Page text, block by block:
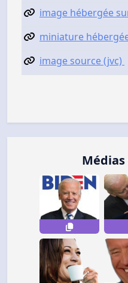
image hébergée
miniature
image source (jvc)